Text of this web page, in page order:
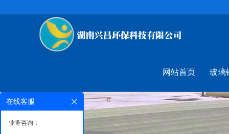
网站首页 玻璃
在线客服
业务咨询：